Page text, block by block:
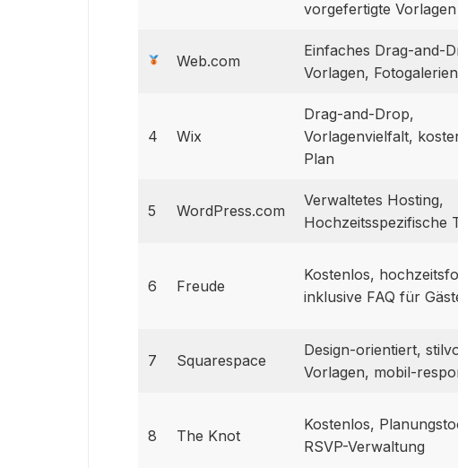
vorgefertigte Vorlagen
Web.com
Einfaches Drag-and-
Vorlagen, Fotogalerien
4 Wix
Drag-and-Drop,
Vorlagenvielfalt,
Plan
5 WordPress.com
Verwaltetes Hosting,
Hochzeitsspezifische
6 Freude
Kostenlos,
inklusive FAQ für
7 Squarespace
Design-orientiert,
Vorlagen, mobil-
8 The Knot
Kostenlos,
RSVP-Verwaltung